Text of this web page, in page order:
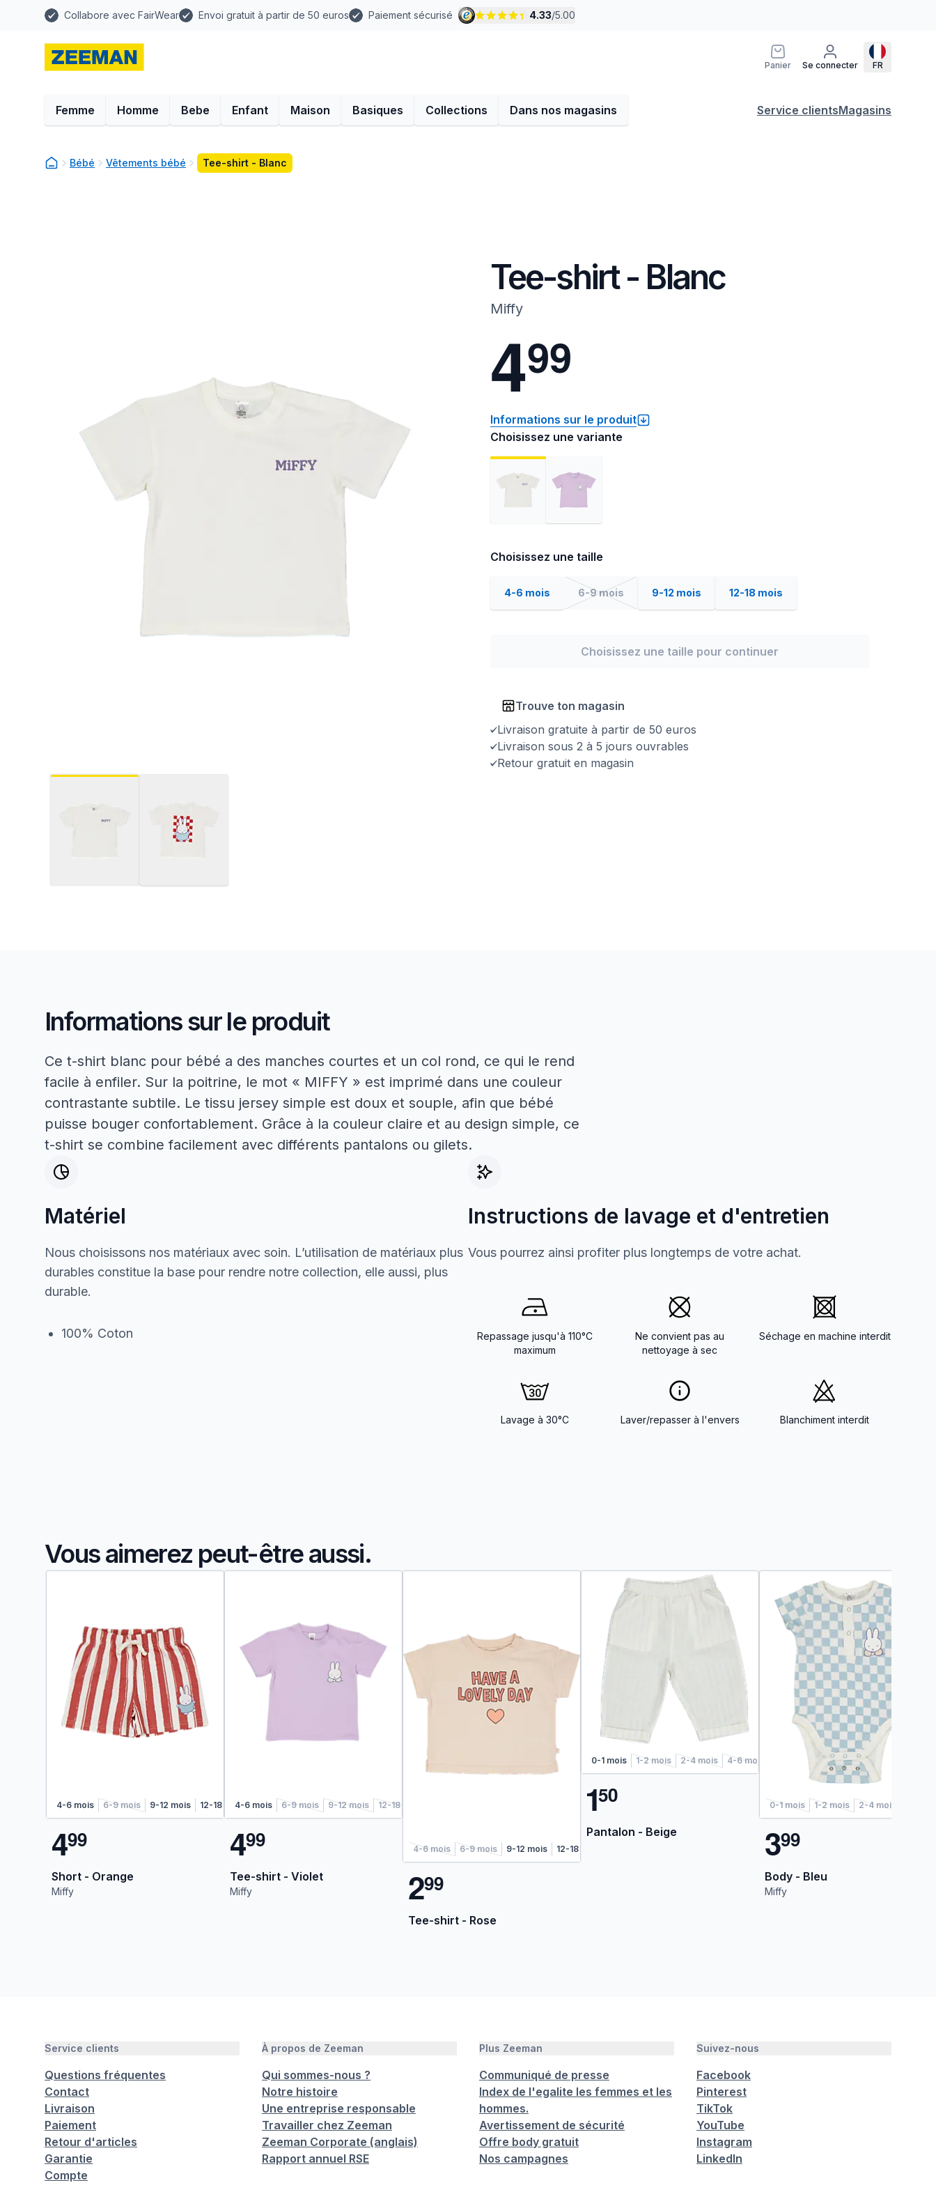
Collabore avec FairWear Envoi gratuit à partir de 50 euros Paiement sécurisé 4.33/5.00
Panier Se connecter FR
Femme Homme Bebe Enfant Maison Basiques Collections Dans nos magasins Service clientsMagasins
Bébé Vêtements bébé Tee-shirt - Blanc
Tee-shirt - Blanc
Miffy
499
Informations sur le produit
Choisissez une variante
Choisissez une taille
4-6 mois 6-9 mois 9-12 mois 12-18 mois
Choisissez une taille pour continuer
Trouve ton magasin
Livraison gratuite à partir de 50 euros
Livraison sous 2 à 5 jours ouvrables
Retour gratuit en magasin
Informations sur le produit
Ce t-shirt blanc pour bébé a des manches courtes et un col rond, ce qui le rend
facile à enfiler. Sur la poitrine, le mot « MIFFY » est imprimé dans une couleur
contrastante subtile. Le tissu jersey simple est doux et souple, afin que bébé
puisse bouger confortablement. Grâce à la couleur claire et au design simple, ce
t-shirt se combine facilement avec différents pantalons ou gilets.
Matériel
Nous choisissons nos matériaux avec soin. L’utilisation de matériaux plus
durables constitue la base pour rendre notre collection, elle aussi, plus
durable.
100% Coton
Instructions de lavage et d'entretien
Vous pourrez ainsi profiter plus longtemps de votre achat.
Repassage jusqu'à 110°C
maximum
Ne convient pas au
nettoyage à sec
Séchage en machine interdit
Lavage à 30°C Laver/repasser à l'envers Blanchiment interdit
Vous aimerez peut-être aussi.
4-6 mois 6-9 mois 9-12 mois 12-18 mois
499
Short - Orange
Miffy
4-6 mois 6-9 mois 9-12 mois 12-18 mois
499
Tee-shirt - Violet
Miffy
4-6 mois 6-9 mois 9-12 mois 12-18 mois
299
Tee-shirt - Rose
0-1 mois 1-2 mois 2-4 mois 4-6 mois
150
Pantalon - Beige
0-1 mois 1-2 mois 2-4 mois
399
Body - Bleu
Miffy
Service clients
Questions fréquentes
Contact
Livraison
Paiement
Retour d'articles
Garantie
Compte
À propos de Zeeman
Qui sommes-nous ?
Notre histoire
Une entreprise responsable
Travailler chez Zeeman
Zeeman Corporate (anglais)
Rapport annuel RSE
Plus Zeeman
Communiqué de presse
Index de l'egalite les femmes et les
hommes.
Avertissement de sécurité
Offre body gratuit
Nos campagnes
Suivez-nous
Facebook
Pinterest
TikTok
YouTube
Instagram
LinkedIn